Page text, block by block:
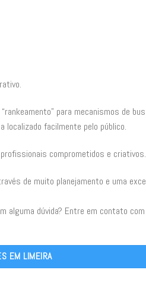
para mecanismos de
localizado facilmente pelo público.
comprometidos e criativos.
de muito planejamento e uma
dúvida? Entre em contato
EM LIMEIRA